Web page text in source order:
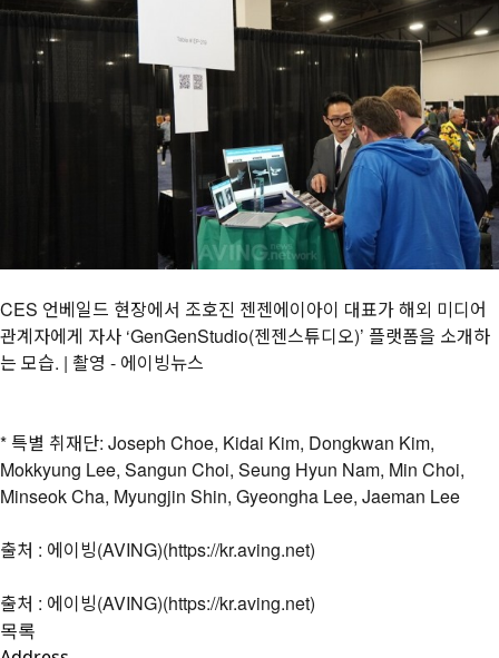
CES 언베일드 현장에서 조호진 젠젠에이아이 대표가 해외 미디어
관계자에게 자사 ‘GenGenStudio(젠젠스튜디오)’ 플랫폼을 소개하
는 모습. | 촬영 - 에이빙뉴스
* 특별 취재단: Joseph Choe, Kidai Kim, Dongkwan Kim,
Mokkyung Lee, Sangun Choi, Seung Hyun Nam, Min Choi,
Minseok Cha, Myungjin Shin, Gyeongha Lee, Jaeman Lee
출처 : 에이빙(AVING)(https://kr.aving.net)
출처 : 에이빙(AVING)(https://kr.aving.net)
목록